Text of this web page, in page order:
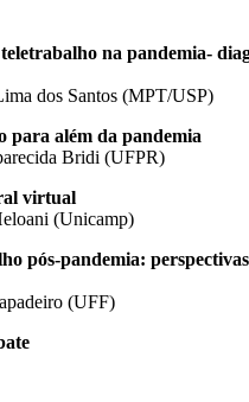
na pandemia-
dos Santos (MPT/USP)
para além da pandemia
Bridi (UFPR)
virtual
(Unicamp)
pós-pandemia:
(UFF)